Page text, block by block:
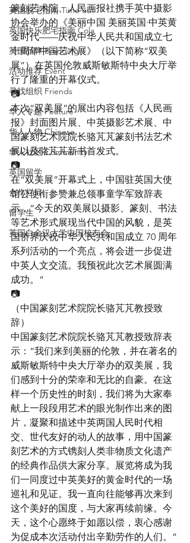
英国脱宅指南 Time out
英国快乐肥宅指南 Cola
英国品牌 Branding
活动推荐 Event
寻找组织 Friends
华人专题 Feature
华人人物 Chinese
华人社区 Community
英国留学
合作栏目
留学生
英国白金汉大学中国校友会
篆刻艺术院、人民画报社携手英中摄影
协会举办的《美丽中国 美丽英国·中英黄
金时代——庆祝中华人民共和国成立七
十周年中国艺术展》（以下简称“双美
展”）在英国伦敦威斯敏斯特中央大厅举
行了隆重的开幕仪式。
📷
本次“双美展”的展出内容包括《人民画
报》封面图片展、中英摄影艺术展、中
国篆刻艺术院院长骆芃芃篆刻书法艺术
展以及骆芃芃新书首发式。
📷
在“双美展”开幕式上，中国驻英国大使
馆公使衔参赞兼总领事童学军致辞表
示，“今天的双美展以摄影、篆刻、书法
等艺术形式展现当代中国的风貌，是英
国侨界庆祝中华人民共和国成立 70 周年
系列活动的一个亮点，将会进一步促进
中英人文交流。我预祝此次艺术展圆满
成功。”
📷
（中国篆刻艺术院院长骆芃芃教授致
辞）
中国篆刻艺术院院长骆芃芃教授致辞表
示：“我们来到美丽的伦敦，并在著名的
威斯敏斯特中央大厅举办的双美展，我
们感到十分的荣幸和无比的自豪。在这
样一个历史性的时刻，我们将为大家奉
献上一段段用艺术的眼光制作出来的图
片，凝聚和描述中英两国人民时代相
交、世代友好的动人的故事，用中国篆
刻艺术的方式镌刻人类非物质文化遗产
的经典作品供大家分享。展览将成为我
们一同度过中英美好的黄金时代的一场
巡礼和见证。我一直向往能够再次来到
这个美好的国度，与大家再续前缘。今
天，这个心愿终于如愿以偿，衷心感谢
为促成本次活动付出辛勤劳作的人们。”